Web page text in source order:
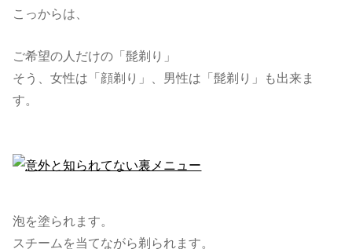
こっからは、
ご希望の人だけの「髭剃り」
そう、女性は「顔剃り」、男性は「髭剃り」も出来ま
す。
泡を塗られます。
スチームを当てながら剃られます。